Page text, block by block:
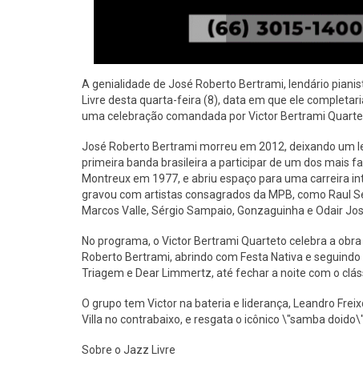
A genialidade de José Roberto Bertrami, lendário
Livre desta quarta-feira (8), data em que ele
uma celebração comandada por Victor Bertrami
José Roberto Bertrami morreu em 2012, deixando um
primeira banda brasileira a participar de um dos mais
Montreux em 1977, e abriu espaço para uma carreira
gravou com artistas consagrados da MPB, como Raul
Marcos Valle, Sérgio Sampaio, Gonzaguinha e Odair
No programa, o Victor Bertrami Quarteto celebra a
Roberto Bertrami, abrindo com Festa Nativa e
Triagem e Dear Limmertz, até fechar a noite com o
O grupo tem Victor na bateria e liderança, Leandro
Villa no contrabaixo, e resgata o icônico \"samba
Sobre o Jazz Livre